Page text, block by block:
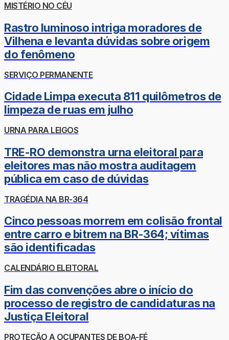
MISTÉRIO NO CÉU
Rastro luminoso intriga moradores de
Vilhena e levanta dúvidas sobre origem
do fenômeno
SERVIÇO PERMANENTE
Cidade Limpa executa 811 quilômetros de
limpeza de ruas em julho
URNA PARA LEIGOS
TRE-RO demonstra urna eleitoral para
eleitores mas não mostra auditagem
pública em caso de dúvidas
TRAGÉDIA NA BR-364
Cinco pessoas morrem em colisão frontal
entre carro e bitrem na BR-364; vítimas
são identificadas
CALENDÁRIO ELEITORAL
Fim das convenções abre o início do
processo de registro de candidaturas na
Justiça Eleitoral
PROTEÇÃO A OCUPANTES DE BOA-FÉ